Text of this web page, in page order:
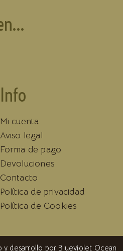
Info
Mi cuenta
Aviso legal
Forma de pago
Devoluciones
Contacto
Política de privacidad
Política de Cookies
y desarrollo por Blueviolet Ocean